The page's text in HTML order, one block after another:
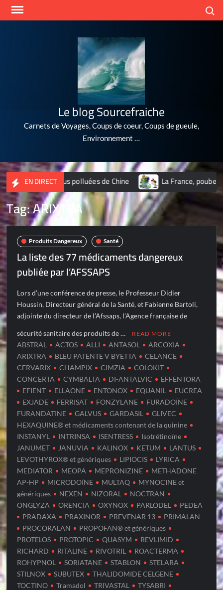
Skip
Le blog Sourcefraiche
Carnets de Voyages, Coups de coeur, Coups de gueule,
Environnement …
EN DIRECT
10 villes les plus polluées de Chine La France, poubelle
Tag:ARIXTRA
Produits Dangereux Santé
La liste des 77 médicaments dangereux
publiée par l’AFSSAPS
Lors d’une conférence de presse, le Professeur Didier
Houssin, Directeur général de la Santé, et Fabienne Bartoli,
adjointe du directeur de l’Afssaps, l’Agence française de
sécurité sanitaire des produits de … READ MORE
ABSTRAL ACTOS ALLI ANTASOL
ARCOXIA
ARIXTRA
BLEU PATENTE V BYETTA
CELANCE
CERVARIX
CHAMPIX CIMZIA
COLOKIT
CONCERTA
CYMBALTA DI-ANTALVIC
EFFENTORA
EFIENT
ELLAONE ENTONOX EQUANIL
EUCREA
EXJADE
FERRISAT FONZYLANE
FURADOÏNE
FURANDATINE
GALVUS GARDASIL
GLIVEC
HEXAQUINE® et médicaments contenant de la quinine
INSTANYL
INTRINSA ISENTRESS
Isotrétinoïne
JANUMET
JANUVIA KALINOX KETUM
LANTUS
LEVOTHYROX® et génériques
LIPIOCIS
LYRICA
MEDIATOR
MEOPA MEPRONIZINE
METHADONE
AP-HP
MICRODOÏNE MULTAQ
MYNOCINE et
génériques
NEXEN NIZORAL
NOCTRAN
ONGLYZA
ORENCIA OXYNOX PARLODEL
PEDEA
PRADAXA
PRAXINOR PREVENAR 13
PRIMALAN
PROCORALAN
PROPOFAN® et génériques
PROTELOS
PROTOPIC QUASYM
REVLIMID
RICHARD
RITALINE RIVOTRIL
ROACTERMA
ROHYPNOL
SORIATANE STABLON
STELARA
STILNOX
SUBUTEX
THALIDOMIDE CELGENE
TOCTINO
Tramadol TRIVASTAL
TYSABRI